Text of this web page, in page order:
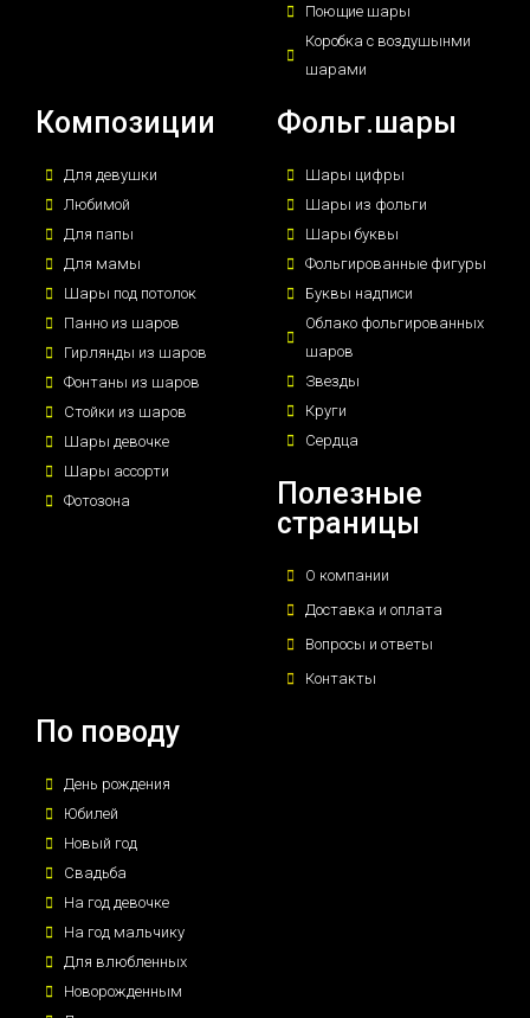
Поющие шары
Коробка с воздушынми
шарами
Композиции
Для девушки
Любимой
Для папы
Для мамы
Шары под потолок
Панно из шаров
Гирлянды из шаров
Фонтаны из шаров
Стойки из шаров
Шары девочке
Шары ассорти
Фотозона
Фольг.шары
Шары цифры
Шары из фольги
Шары буквы
Фольгированные фигуры
Буквы надписи
Облако фольгированных
шаров
Звезды
Круги
Сердца
Полезные
страницы
О компании
Доставка и оплата
Вопросы и ответы
Контакты
По поводу
День рождения
Юбилей
Новый год
Свадьба
На год девочке
На год мальчику
Для влюбленных
Новорожденным